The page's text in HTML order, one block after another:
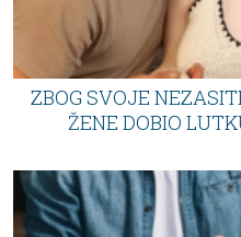
ZBOG SVOJE
ŽENE DOBIO